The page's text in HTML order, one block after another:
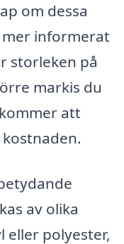
om dessa
informerat
storleken på
markis du
att
av olika
eller polyester,